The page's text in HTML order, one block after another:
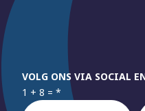
VOLG ONS VIA SOCIAL
1 + 8 = *